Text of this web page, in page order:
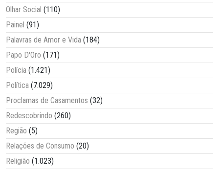
Olhar Social (110)
Painel (91)
Palavras de Amor e Vida (184)
Papo D'Oro (171)
Polícia (1.421)
Política (7.029)
Proclamas de Casamentos (32)
Redescobrindo (260)
Região (5)
Relações de Consumo (20)
Religião (1.023)